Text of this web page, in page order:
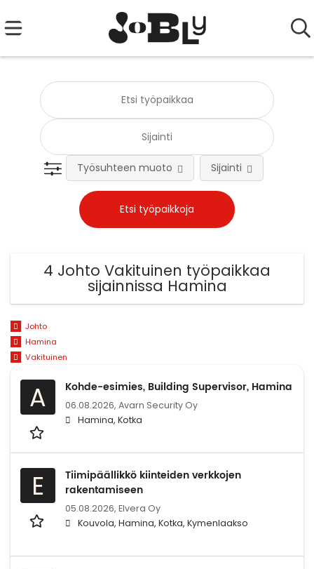
Työsuhteen muoto Sijainti
4 Johto Vakituinen työpaikkaa
sijainnissa Hamina
Johto
Hamina
Vakituinen
A Kohde-esimies, Building Supervisor, Hamina
06.08.2026, Avarn Security Oy
Hamina, Kotka
E
Tiimipäällikkö kiinteiden verkkojen
rakentamiseen
05.08.2026, Elvera Oy
Kouvola, Hamina, Kotka, Kymenlaakso